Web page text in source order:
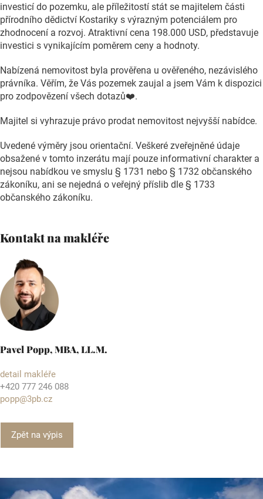
investicí do pozemku, ale příležitostí stát se majitelem části
přírodního dědictví Kostariky s výrazným potenciálem pro
zhodnocení a rozvoj. Atraktivní cena 198.000 USD, představuje
investici s vynikajícím poměrem ceny a hodnoty.
Nabízená nemovitost byla prověřena u ověřeného, nezávislého
právníka. Věřím, že Vás pozemek zaujal a jsem Vám k dispozici
pro zodpovězení všech dotazů❤️.
Majitel si vyhrazuje právo prodat nemovitost nejvyšší nabídce.
Uvedené výměry jsou orientační. Veškeré zveřejněné údaje
obsažené v tomto inzerátu mají pouze informativní charakter a
nejsou nabídkou ve smyslu § 1731 nebo § 1732 občanského
zákoníku, ani se nejedná o veřejný příslib dle § 1733
občanského zákoníku.
Kontakt na makléře
Pavel Popp, MBA, LL.M.
detail makléře
+420 777 246 088
popp@3pb.cz
Zpět na výpis